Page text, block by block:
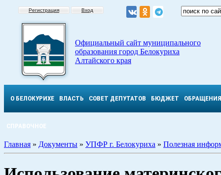
Регистрация Вход
Официальный сайт муниципального
образования город Белокуриха
Алтайского края
О БЕЛОКУРИХЕ ВЛАСТЬ СОВЕТ ДЕПУТАТОВ БЮДЖЕТ ОБРАЩЕНИЯ
СПРАВОЧНОЕ
Главная » Документы » УПФР г. Белокуриха » Полезная